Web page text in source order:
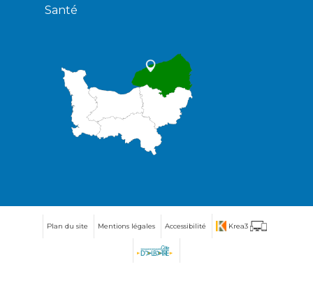
Santé
Plan du site Mentions légales Accessibilité Krea3